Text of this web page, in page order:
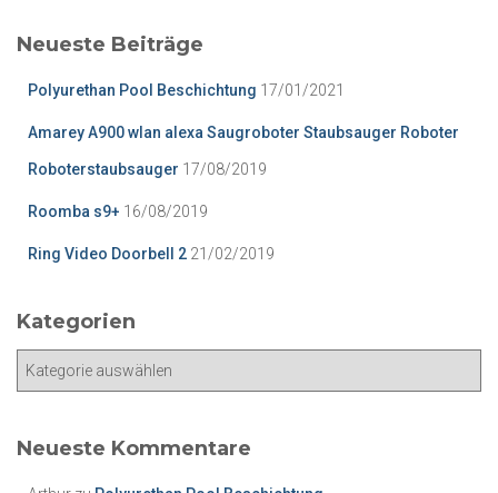
n
Neueste Beiträge
Polyurethan Pool Beschichtung 17/01/2021
Amarey A900 wlan alexa Saugroboter Staubsauger Roboter
Roboterstaubsauger 17/08/2019
Roomba s9+ 16/08/2019
Ring Video Doorbell 2 21/02/2019
Kategorien
g
Neueste Kommentare